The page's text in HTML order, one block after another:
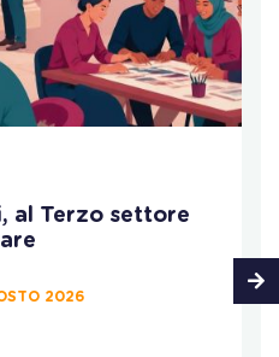
al Terzo settore
2026